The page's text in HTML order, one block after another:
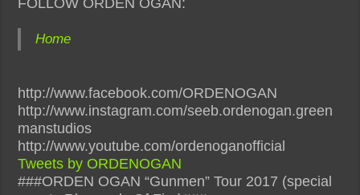
Home
http://www.facebook.com/ORDENOGAN
http://www.instagram.com/seeb.ordenogan.green
manstudios
http://www.youtube.com/ordenoganofficial
Tweets by ORDENOGAN
###ORDEN OGAN “Gunmen” Tour 2017 (special